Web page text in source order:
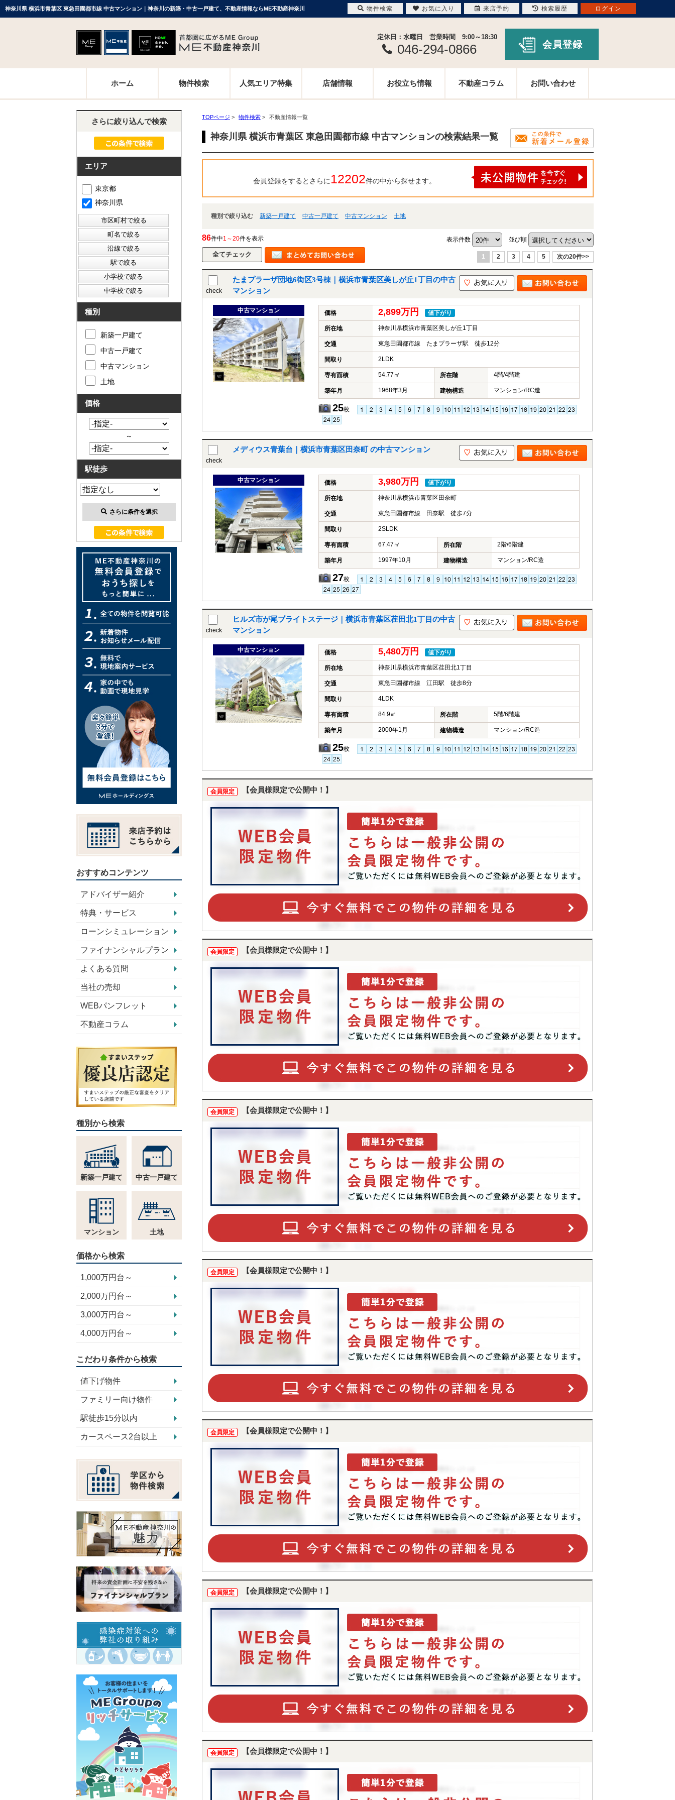
神奈川県 横浜市青葉区 東急田園都市線 中古マンション｜神奈川の新築・中古一戸建て、不動産情報ならME不動産神奈川
定休日：水曜日 営業時間 9:00～18:30
046-294-0866 会員登録
ホーム 物件検索 人気エリア特集 店舗情報 お役立ち情報 不動産コラム お問い合わせ
TOPページ > 物件検索 > 不動産情報一覧
神奈川県 横浜市青葉区 東急田園都市線 中古マンションの検索結果一覧
会員登録をするとさらに 12202件の中から探せます。
種別で絞り込む 新築一戸建て 中古一戸建て 中古マンション 土地
86件中1～20件を表示 表示件数 並び順
1 2 3 4 5 次の20件>>
check
たまプラーザ団地6街区3号棟｜横浜市青葉区美しが丘1丁目の中古
マンション
中古マンション 価格 2,899万円 値下がり
所在地 神奈川県横浜市青葉区美しが丘1丁目
交通 東急田園都市線 たまプラーザ駅 徒歩12分
間取り 2LDK
専有面積 54.77㎡ 所在階 4階/4階建
築年月 1968年3月 建物構造 マンション/RC造
25枚
check
メディウス青葉台｜横浜市青葉区田奈町 の中古マンション
中古マンション 価格 3,980万円 値下がり
所在地 神奈川県横浜市青葉区田奈町
交通 東急田園都市線 田奈駅 徒歩7分
間取り 2SLDK
専有面積 67.47㎡ 所在階 2階/6階建
築年月 1997年10月 建物構造 マンション/RC造
27枚
check
ヒルズ市が尾ブライトステージ｜横浜市青葉区荏田北1丁目の中古
マンション
中古マンション 価格 5,480万円 値下がり
所在地 神奈川県横浜市青葉区荏田北1丁目
交通 東急田園都市線 江田駅 徒歩8分
間取り 4LDK
専有面積 84.9㎡ 所在階 5階/6階建
築年月 2000年1月 建物構造 マンション/RC造
25枚
会員限定 【会員様限定で公開中！】
会員限定 【会員様限定で公開中！】
会員限定 【会員様限定で公開中！】
会員限定 【会員様限定で公開中！】
会員限定 【会員様限定で公開中！】
会員限定 【会員様限定で公開中！】
会員限定 【会員様限定で公開中！】
さらに絞り込んで検索
エリア
東京都
神奈川県
種別
新築一戸建て
中古一戸建て
中古マンション
土地
価格
～
駅徒歩
さらに条件を選択
おすすめコンテンツ
アドバイザー紹介
特典・サービス
ローンシミュレーション
ファイナンシャルプラン
よくある質問
当社の売却
WEBパンフレット
不動産コラム
種別から検索
新築一戸建て 中古一戸建て
マンション 土地
価格から検索
1,000万円台～
2,000万円台～
3,000万円台～
4,000万円台～
こだわり条件から検索
値下げ物件
ファミリー向け物件
駅徒歩15分以内
カースペース2台以上
物件検索 お気に入り 来店予約 検索履歴 ログイン